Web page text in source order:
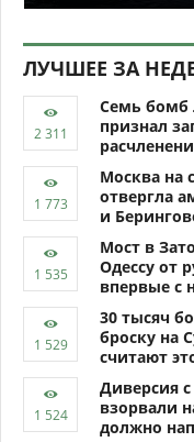
ЛУЧШЕЕ ЗА
Семь бомб
признал
Москва на
отвергла
и
Мост в
Одессу от
впервые с
30 тысяч
броску на
считают
Диверсия
взорвали
должно